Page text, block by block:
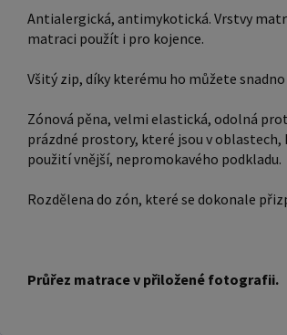
Antialergická, antimykotická. Vrstvy
matraci použít i pro kojence.
Všitý zip, díky kterému ho můžete
Zónová pěna, velmi elastická, odolná
prázdné prostory, které jsou v
použití vnější, nepromokavého podkladu.
Rozdělena do zón, které se dokonale
Průřez matrace v přiložené fotografii.